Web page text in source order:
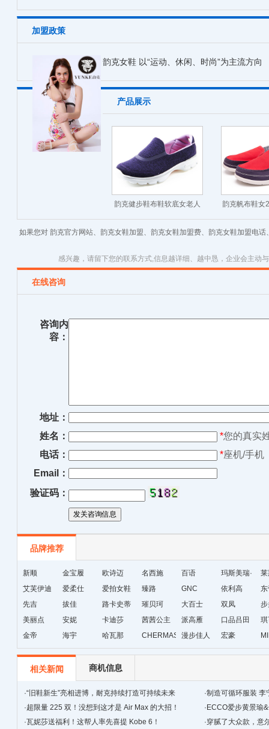
加盟政策
韵克女鞋 以“运动、休闲、时尚”为主流方向
产品展示
韵克健步鞋布鞋软底女老人
鞋-舒适健康
韵克帆布鞋女
鞋韩版学
如果您对 韵克官方网站、韵克女鞋加盟、韵克女鞋加盟费、韵克女鞋加盟电
感兴趣，请留下您的联系方式,信息越详细、越中恳，企业会主动
在线咨询
咨询内
容：
地址：
姓名：
*您的真实
电话：
*座机/手机
Email：
验证码：
品牌推荐
新顺 金宝履 欧诗迈 名西施 百语
玛斯美瑞·
琳
艾芙伊迪
爱柔仕 爱拍女鞋 臻路 GNC 依利高
先吉
拔佳
路卡史蒂
芙
璀贝珂 大百士 双凤
美丽点
安妮 卡迪莎 茜茜公主 派高雁 口品吕田
金帝
海宇 哈瓦那 CHERMAS&KAETH
漫步佳人 宏豪
相关新闻 商机信息
·“旧鞋新生”亮相进博，耐克持续打造可持续未来 ·制造可循环服装 李
·超限量 225 双！没想到这才是 Air Max 的大招！ · ECCO爱步黄景瑜
·瓦妮莎送福利！这帮人率先喜提 Kobe 6！ ·穿腻了大众款，‍‍意